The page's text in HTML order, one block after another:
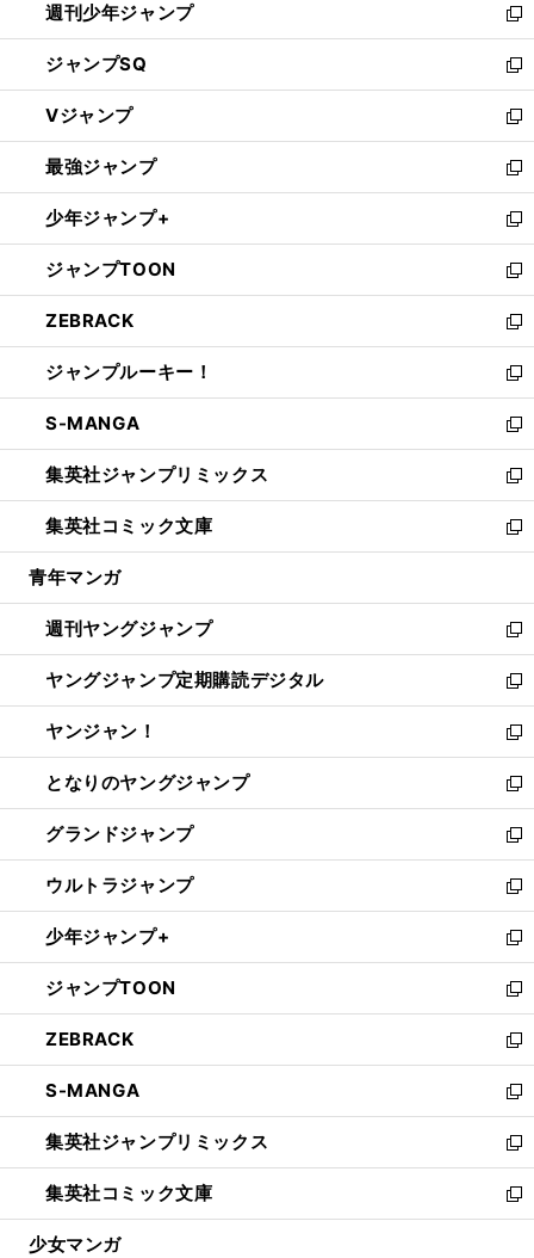
く
週刊少年ジャンプ
新
し
い
ウ
ィ
ン
ド
ウ
で
開
く
ジャンプSQ
新
し
い
ウ
ィ
ン
ド
ウ
で
開
く
Vジャンプ
新
し
い
ウ
ィ
ン
ド
ウ
で
開
く
最強ジャンプ
新
し
い
ウ
ィ
ン
ド
ウ
で
開
く
少年ジャンプ+
新
し
い
ウ
ィ
ン
ド
ウ
で
開
く
ジャンプTOON
新
し
い
ウ
ィ
ン
ド
ウ
で
開
く
ZEBRACK
新
し
い
ウ
ィ
ン
ド
ウ
で
開
ジャンプルーキー！
新
し
い
ウ
ィ
ン
ド
ウ
開
く
S-MANGA
新
し
い
ウ
ィ
ン
ウ
で
開
く
集英社ジャンプリミックス
新
し
い
ウ
ン
ド
ウ
で
開
く
集英社コミック文庫
新
し
ウ
ィ
ン
ド
ウ
で
開
く
青年マンガ
週刊ヤングジャンプ
新
し
い
ウ
ィ
ン
ド
ウ
で
開
く
ヤングジャンプ定期購読デジタル
新
し
い
ウ
ィ
ン
ド
ウ
で
開
く
ヤンジャン！
新
し
い
ウ
ィ
ン
ド
ウ
で
開
く
となりのヤングジャンプ
新
し
い
ウ
ィ
ン
ド
ウ
で
開
く
グランドジャンプ
新
し
い
ウ
ィ
ン
ド
ウ
で
開
く
ウルトラジャンプ
新
し
い
ウ
ィ
ン
ド
ウ
で
開
く
少年ジャンプ+
新
し
い
ウ
ィ
ン
ド
ウ
で
開
く
ジャンプTOON
新
し
い
ウ
ィ
ン
ド
ウ
で
開
ZEBRACK
新
し
い
ウ
ィ
ン
ド
ウ
S-MANGA
新
し
い
ウ
ィ
ン
集英社ジャンプリミックス
新
し
い
ウ
集英社コミック文庫
新
し
少女マンガ